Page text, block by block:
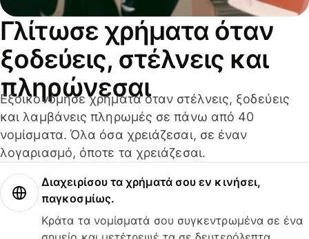
Γλίτωσε χρήματα όταν
ξοδεύεις, στέλνεις και
πληρώνεσαι
Εξοικονόμησε χρήματα όταν στέλνεις, ξοδεύεις
και λαμβάνεις πληρωμές σε πάνω από 40
νομίσματα. Όλα όσα χρειάζεσαι, σε έναν
λογαριασμό, όποτε τα χρειάζεσαι.
Διαχειρίσου τα χρήματά σου εν κινήσει,
παγκοσμίως.
Κράτα τα νομίσματά σου συγκεντρωμένα σε ένα